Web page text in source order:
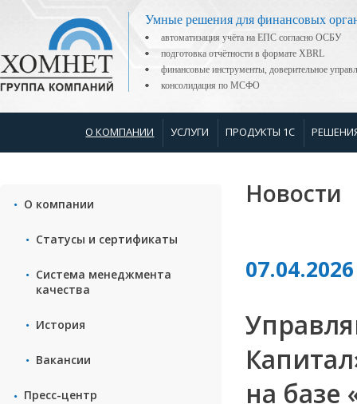
Умные решения для финансовых
автоматизация учёта на ЕПС согласно ОСБУ
подготовка отчётности в формате XBRL
финансовые инструменты, доверительное
консолидация по МСФО
О КОМПАНИИ УСЛУГИ ПРОДУКТЫ 1С
О компании
Статусы и сертификаты
Система менеджмента
качества
История
Вакансии
Пресс-центр
Новости
07.04.2026
на